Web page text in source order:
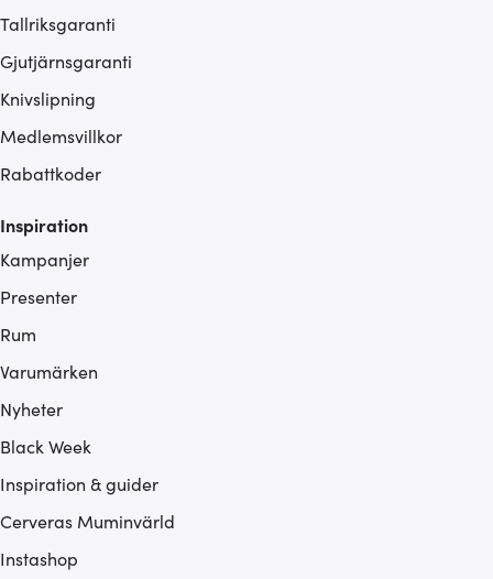
Tallriksgaranti
Gjutjärnsgaranti
Knivslipning
Medlemsvillkor
Rabattkoder
Inspiration
Kampanjer
Presenter
Rum
Varumärken
Nyheter
Black Week
Inspiration & guider
Cerveras Muminvärld
Instashop